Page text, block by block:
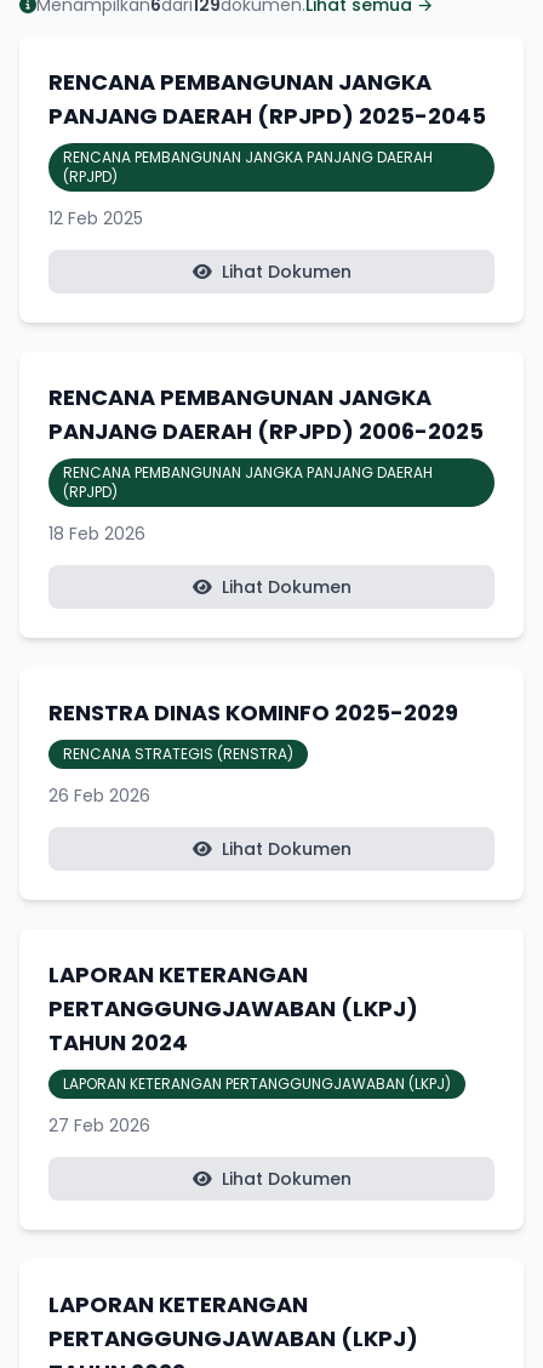
RENCANA PEMBANGUNAN JANGKA
PANJANG DAERAH (RPJPD) 2025-2045
RENCANA PEMBANGUNAN JANGKA PANJANG DAERAH
(RPJPD)
12 Feb 2025
Lihat Dokumen
RENCANA PEMBANGUNAN JANGKA
PANJANG DAERAH (RPJPD) 2006-2025
RENCANA PEMBANGUNAN JANGKA PANJANG DAERAH
(RPJPD)
18 Feb 2026
Lihat Dokumen
RENSTRA DINAS KOMINFO 2025-2029
RENCANA STRATEGIS (RENSTRA)
26 Feb 2026
Lihat Dokumen
LAPORAN KETERANGAN
PERTANGGUNGJAWABAN (LKPJ)
TAHUN 2024
LAPORAN KETERANGAN PERTANGGUNGJAWABAN (LKPJ)
27 Feb 2026
Lihat Dokumen
LAPORAN KETERANGAN
PERTANGGUNGJAWABAN (LKPJ)